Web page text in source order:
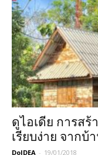
ดูไอเดีย การส
เรียบง่าย จากบ้
DoIDEA - 19/01/2018